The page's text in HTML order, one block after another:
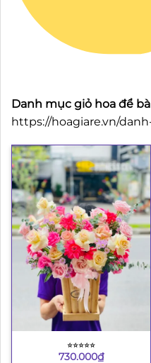
Danh mục giỏ hoa để
https://hoagiare.vn/
⭐︎⭐︎⭐︎⭐︎⭐︎
730.000₫